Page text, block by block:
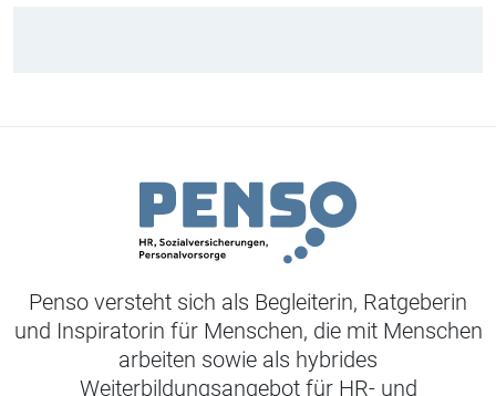
Penso versteht sich als Begleiterin, Ratgeberin
und Inspiratorin für Menschen, die mit Menschen
arbeiten sowie als hybrides
Weiterbildungsangebot für HR- und